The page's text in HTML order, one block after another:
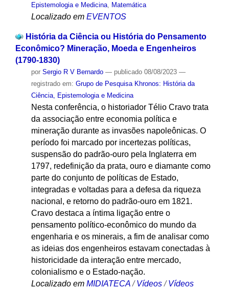
Epistemologia e Medicina, Matemática
Localizado em EVENTOS
História da Ciência ou História do Pensamento
Econômico? Mineração, Moeda e Engenheiros
(1790-1830)
por Sergio R V Bernardo — publicado08/08/2023 —
registrado em: Grupo de Pesquisa Khronos: História da
Ciência, Epistemologia e Medicina
Nesta conferência, o historiador Télio Cravo trata
da associação entre economia política e
mineração durante as invasões napoleônicas. O
período foi marcado por incertezas políticas,
suspensão do padrão-ouro pela Inglaterra em
1797, redefinição da prata, ouro e diamante como
parte do conjunto de políticas de Estado,
integradas e voltadas para a defesa da riqueza
nacional, e retorno do padrão-ouro em 1821.
Cravo destaca a íntima ligação entre o
pensamento político-econômico do mundo da
engenharia e os minerais, a fim de analisar como
as ideias dos engenheiros estavam conectadas à
historicidade da interação entre mercado,
colonialismo e o Estado-nação.
Localizado em MIDIATECA /Vídeos /Vídeos